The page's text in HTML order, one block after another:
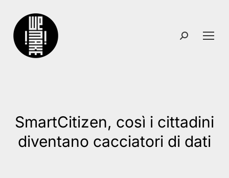
Search:
SmartCitizen, così i cittadini
diventano cacciatori di dati
You are here: